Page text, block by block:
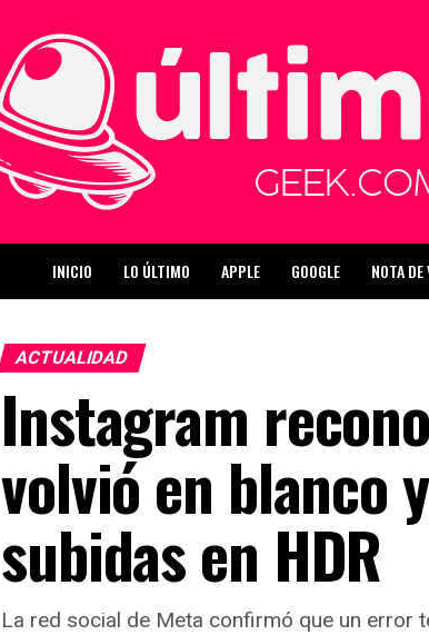
INICIO LO ÚLTIMO APPLE GOOGLE NOTA DE
ACTUALIDAD
Instagram
volvió en blanco
subidas en HDR
La red social de Meta confirmó que un error